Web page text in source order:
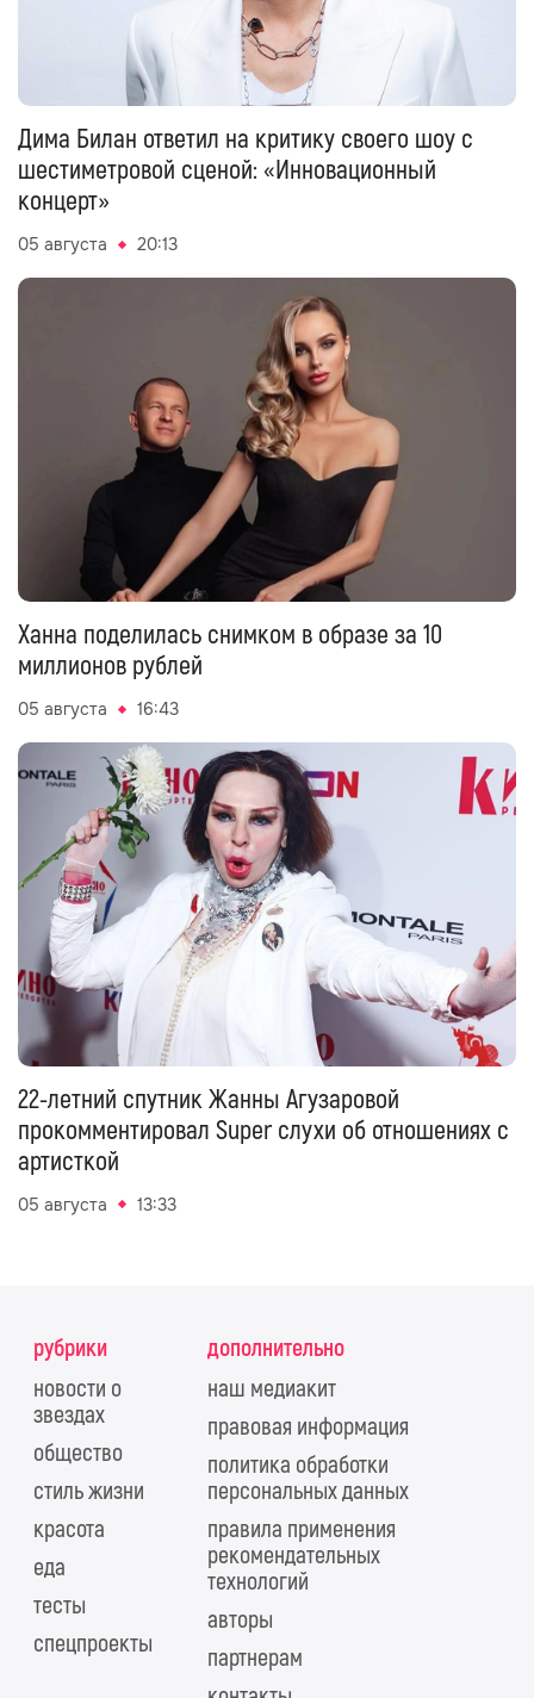
Дима Билан ответил на критику своего шоу с
шестиметровой сценой: «Инновационный
концерт»
05 августа 20:13
Ханна поделилась снимком в образе за 10
миллионов рублей
05 августа 16:43
22-летний спутник Жанны Агузаровой
прокомментировал Super слухи об отношениях с
артисткой
05 августа 13:33
рубрики
новости о
звездах
общество
стиль жизни
красота
еда
тесты
спецпроекты
дополнительно
наш медиакит
правовая информация
политика обработки
персональных данных
правила применения
рекомендательных
технологий
авторы
партнерам